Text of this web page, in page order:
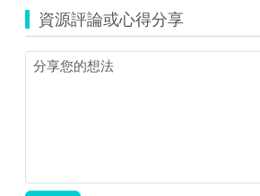
資源評論或心得分享